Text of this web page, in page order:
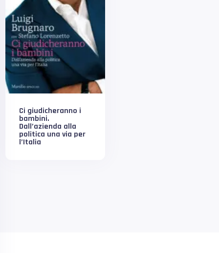
Ci giudicheranno i
bambini.
Dall’azienda alla
politica una via per
l’Italia